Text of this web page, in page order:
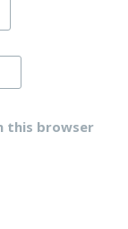
this browser